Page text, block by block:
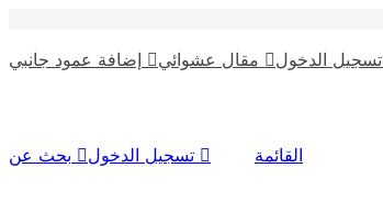
إضافة عمود جانبي مقال عشوائي تسجيل الدخول
بحث عن تسجيل الدخول القائمة